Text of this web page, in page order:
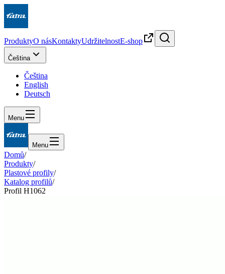
ProduktyO násKontaktyUdržitelnostE-shop
Čeština
Čeština
English
Deutsch
Menu
Menu
Domů/
Produkty/
Plastové profily/
Katalog profilů/
Profil H1062